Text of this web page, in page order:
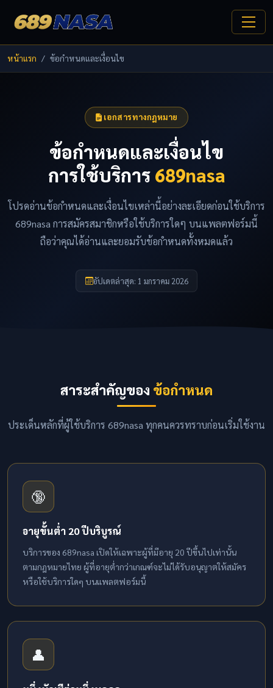
หน้าแรก ข้อกำหนดและเงื่อนไข
เอกสารทางกฎหมาย
ข้อกำหนดและเงื่อนไข
การใช้บริการ 689nasa
โปรดอ่านข้อกำหนดและเงื่อนไขเหล่านี้อย่างละเอียดก่อนใช้บริการ
689nasa การสมัครสมาชิกหรือใช้บริการใดๆ บนแพลตฟอร์มนี้
ถือว่าคุณได้อ่านและยอมรับข้อกำหนดทั้งหมดแล้ว
อัปเดตล่าสุด: 1 มกราคม 2026
สาระสำคัญของ ข้อกำหนด
ประเด็นหลักที่ผู้ใช้บริการ 689nasa ทุกคนควรทราบก่อนเริ่มใช้งาน
🔞
อายุขั้นต่ำ 20 ปีบริบูรณ์
บริการของ 689nasa เปิดให้เฉพาะผู้ที่มีอายุ 20 ปีขึ้นไปเท่านั้น
ตามกฎหมายไทย ผู้ที่อายุต่ำกว่าเกณฑ์จะไม่ได้รับอนุญาตให้สมัคร
หรือใช้บริการใดๆ บนแพลตฟอร์มนี้
👤